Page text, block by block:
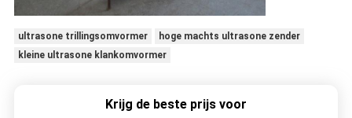
ultrasone trillingsomvormer
hoge machts ultrasone zender
kleine ultrasone klankomvormer
Krijg de beste prijs voor